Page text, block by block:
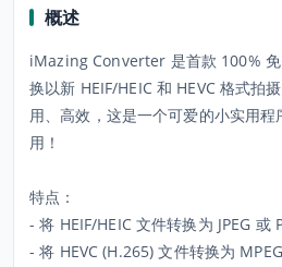
概述
iMazing Converter 是首款 100%
换以新 HEIF/HEIC 和 HEVC 格式拍
用、高效，这是一个可爱的小实用
用！
特点：
- 将 HEIF/HEIC 文件转换为 JPEG 或
- 将 HEVC (H.265) 文件转换为